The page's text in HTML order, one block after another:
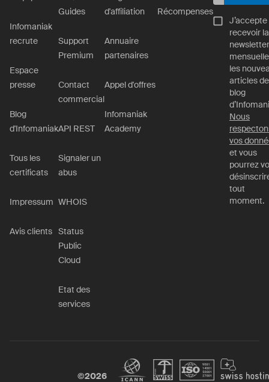
Infomaniak
recrute
Espace
presse
Blog
d'Infomaniak
Tous les
certificats
Impressum
Avis clients
Guides
Support
Premium
Contact
commercial
API REST
Signaler un
abus
WHOIS
Status
Public
Cloud
Etat des
services
d'affiliation
Annuaire
partenaires
Appel d'offres
Infomaniak
Academy
Récompenses
J’accepte
recevoir la
newsletter
les
articles de
blog
Nous
vos
et vous
pourrez
tout
moment.
©2026